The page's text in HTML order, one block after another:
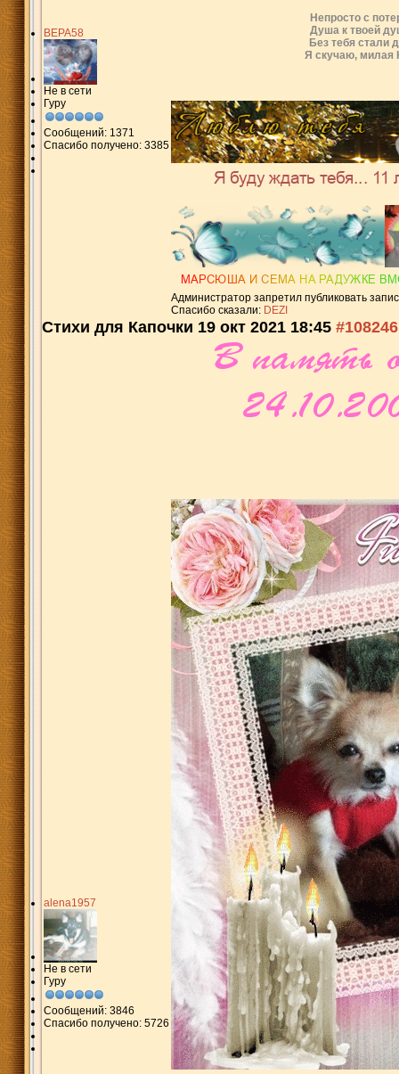
ВЕРА58
Не в сети
Гуру
Сообщений: 1371
Спасибо получено: 3385
Непросто с
Душа к твоей
Без тебя стали
Я скучаю, милая
Администратор запретил публиковать
Спасибо сказали: DEZI
Стихи для Капочки 19 окт 2021 18:45 #108246
alena1957
Не в сети
Гуру
Сообщений: 3846
Спасибо получено: 5726